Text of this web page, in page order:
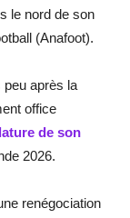
le nord de son
(Anafoot).
peu après la
office
de son
2026.
renégociation